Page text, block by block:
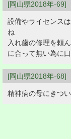
[岡山県2018年-
設備やライセンス
ね
入れ歯の修理を頼
に合って無い為に
[岡山県2018年-
精神病の母にきつ